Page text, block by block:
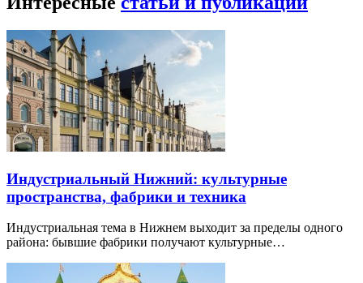
Индустриальный Нижний: культурные
пространства, фабрики и техника
Индустриальная тема в Нижнем выходит за пределы одного
района: бывшие фабрики получают культурные…